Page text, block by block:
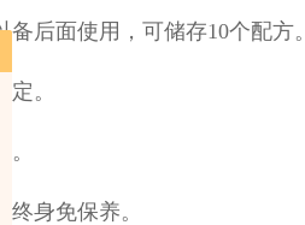
后面使用，可储存10个配方。
。
身免保养。